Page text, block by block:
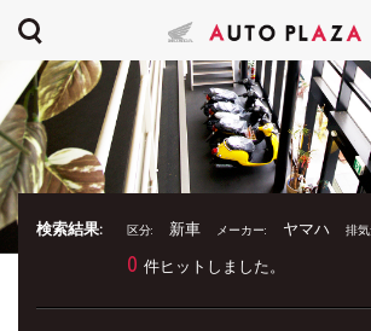
検索結果: 区分: 新車 メーカー: ヤマハ 排気
0 件ヒットしました。